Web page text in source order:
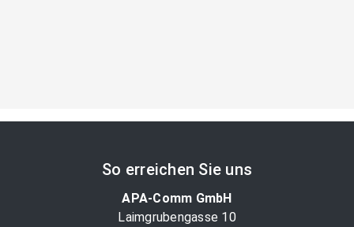
So erreichen Sie uns
APA-Comm GmbH
Laimgrubengasse 10